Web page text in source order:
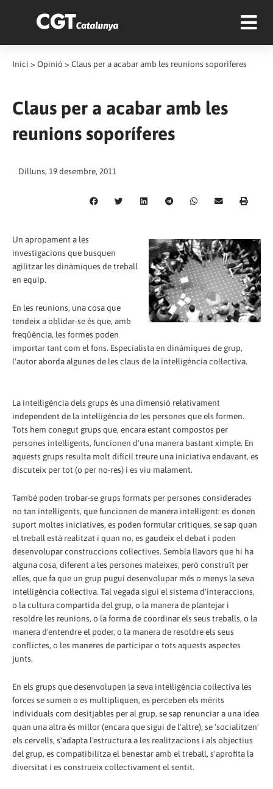
Inici > Opinió > Claus per a acabar amb les reunions soporíferes
Claus per a acabar amb les
reunions soporíferes
Dilluns, 19 desembre, 2011
Un apropament a les
investigacions que busquen
agilitzar les dinàmiques de treball
en equip.
En les reunions, una cosa que
tendeix a oblidar-se és que, amb
freqüència, les formes poden
importar tant com el fons. Especialista en dinàmiques de grup,
l'autor aborda algunes de les claus de la intel·ligència col·lectiva.
La intel·ligència dels grups és una dimensió relativament
independent de la intel·ligència de les persones que els formen.
Tots hem conegut grups que, encara estant compostos per
persones intel·ligents, funcionen d'una manera bastant ximple. En
aquests grups resulta molt difícil treure una iniciativa endavant, es
discuteix per tot (o per no-res) i es viu malament.
També poden trobar-se grups formats per persones considerades
no tan intel·ligents, que funcionen de manera intel·ligent: es donen
suport moltes iniciatives, es poden formular crítiques, se sap quan
el treball està realitzat i quan no, es gaudeix el debat i poden
desenvolupar construccions col·lectives. Sembla llavors que hi ha
alguna cosa, diferent a les persones mateixes, però construït per
elles, que fa que un grup pugui desenvolupar més o menys la seva
intel·ligència col·lectiva. Tal vegada sigui el sistema d'interaccions,
o la cultura compartida del grup, o la manera de plantejar i
resoldre les reunions, o la forma de coordinar els seus treballs, o la
manera d'entendre el poder, o la manera de resoldre els seus
conflictes, o les maneres de participar o tots aquests aspectes
junts.
En els grups que desenvolupen la seva intel·ligència col·lectiva les
forces se sumen o es multipliquen, es perceben els mèrits
individuals com desitjables per al grup, se sap renunciar a una idea
quan una altra és millor (encara que sigui de l'altre), se ‘socialitzen’
els cervells, s'adapta l'estructura a les realitzacions i als objectius
del grup, es compatibilitza el benestar amb el treball, s'aprofita la
diversitat i es construeix col·lectivament el sentit.